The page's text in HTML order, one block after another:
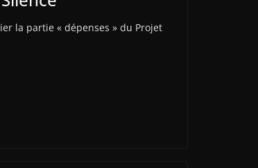
la partie « dépenses » du Projet